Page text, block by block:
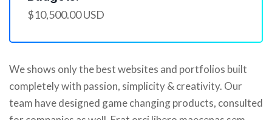
$10,500.00 USD
We shows only the best websites and portfolios built
completely with passion, simplicity & creativity. Our
team have designed game changing products, consulted